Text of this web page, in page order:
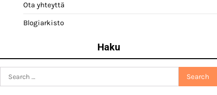
Ota yhteyttä
Blogiarkisto
Haku
for: